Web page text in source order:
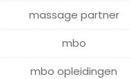
massage partner
mbo
mbo opleidingen